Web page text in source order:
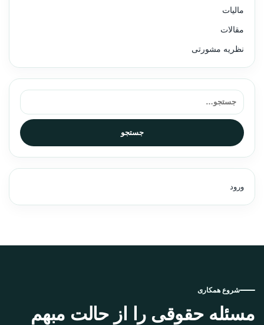
مالیات
مقالات
نظریه مشورتی
جستجو برای:
جستجو
ورود
شروع همکاری
مسئله حقوقی را از حالت مبهم